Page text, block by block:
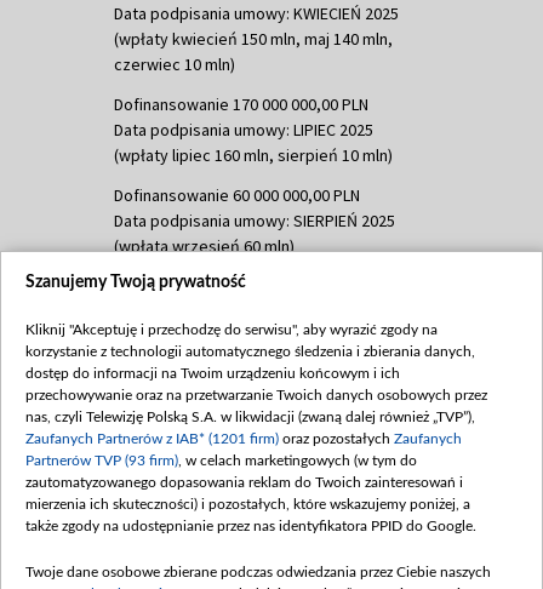
Data podpisania umowy: KWIECIEŃ 2025
(wpłaty kwiecień 150 mln, maj 140 mln,
czerwiec 10 mln)
Dofinansowanie 170 000 000,00 PLN
Data podpisania umowy: LIPIEC 2025
(wpłaty lipiec 160 mln, sierpień 10 mln)
Dofinansowanie 60 000 000,00 PLN
Data podpisania umowy: SIERPIEŃ 2025
(wpłata wrzesień 60 mln)
Dofinansowanie 635 783 051,21 PLN
(wpłata wrzesień 100 mln, październik 350
mln, listopad 265 mln)
Dofinansowanie 48 862 000,00 PLN
Data podpisania umowy: GRUDZIEŃ 2025
(wpłata grudzień 60,548 mln)
Dofinansowanie 900 000 000,00 PLN
Data podpisania umowy: LUTY 2026 (wpłata
kwiecień 180 mln, 7 maja 180 mln, 8
Szanujemy Twoją prywatność
Kliknij "Akceptuję i przechodzę do serwisu", aby wyrazić zgody na
korzystanie z technologii automatycznego śledzenia i zbierania danych,
dostęp do informacji na Twoim urządzeniu końcowym i ich
przechowywanie oraz na przetwarzanie Twoich danych osobowych przez
nas, czyli Telewizję Polską S.A. w likwidacji (zwaną dalej również „TVP”),
Zaufanych Partnerów z IAB* (1201 firm) oraz pozostałych Zaufanych
Partnerów TVP (93 firm) , w celach marketingowych (w tym do
zautomatyzowanego dopasowania reklam do Twoich zainteresowań i
mierzenia ich skuteczności) i pozostałych, które wskazujemy poniżej, a
także zgody na udostępnianie przez nas identyfikatora PPID do Google.
Twoje dane osobowe zbierane podczas odwiedzania przez Ciebie naszych